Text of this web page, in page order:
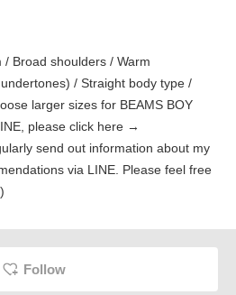
Broad shoulders / Warm
/ Straight body type /
larger sizes for BEAMS BOY
please click here →
send out information about my
via LINE. Please feel free
Follow